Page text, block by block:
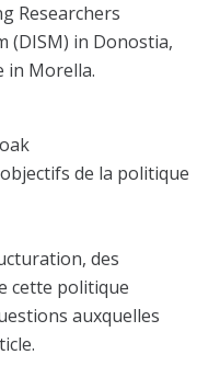
Researchers
(DISM) in Donostia,
in Morella.
de la politique
des
cette politique
auxquelles